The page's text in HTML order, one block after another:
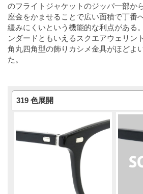
のフライトジャケットのジッパ一部か
座金をかませることで広い面積で丁番
緩みにくいという機能的な利点がある
ンダードともいえるスクエアウェリン
角丸四角型の飾りカシメ金具がほどよ
た。
319 色展開